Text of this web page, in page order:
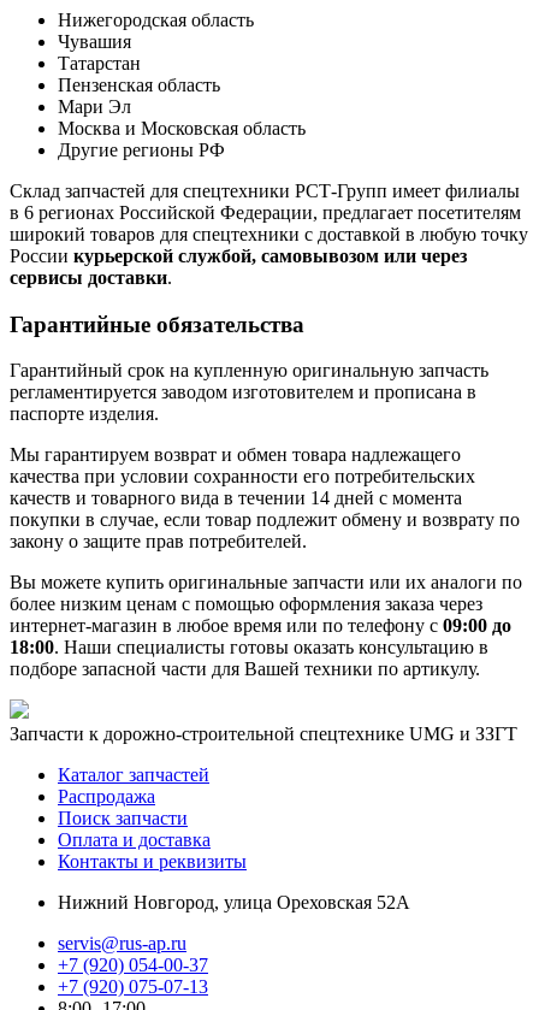
Нижегородская область
Чувашия
Татарстан
Пензенская область
Мари Эл
Москва и Московская область
Другие регионы РФ
Склад запчастей для спецтехники РСТ-Групп имеет филиалы
в 6 регионах Российской Федерации, предлагает посетителям
широкий товаров для спецтехники с доставкой в любую точку
России курьерской службой, самовывозом или через
сервисы доставки.
Гарантийные обязательства
Гарантийный срок на купленную оригинальную запчасть
регламентируется заводом изготовителем и прописана в
паспорте изделия.
Мы гарантируем возврат и обмен товара надлежащего
качества при условии сохранности его потребительских
качеств и товарного вида в течении 14 дней с момента
покупки в случае, если товар подлежит обмену и возврату по
закону о защите прав потребителей.
Вы можете купить оригинальные запчасти или их аналоги по
более низким ценам с помощью оформления заказа через
интернет-магазин в любое время или по телефону с 09:00 до
18:00. Наши специалисты готовы оказать консультацию в
подборе запасной части для Вашей техники по артикулу.
Запчасти к дорожно-строительной спецтехнике UMG и ЗЗГТ
Каталог запчастей
Распродажа
Поиск запчасти
Оплата и доставка
Контакты и реквизиты
Нижний Новгород, улица Ореховская 52А
servis@rus-ap.ru
+7 (920) 054-00-37
+7 (920) 075-07-13